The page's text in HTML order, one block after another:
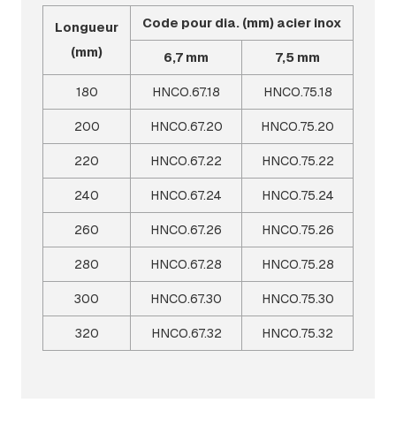
Longueur
(mm)
Code pour dia. (mm) acier inox
6,7 mm 7,5 mm
180 HNCO.67.18 HNCO.75.18
200 HNCO.67.20 HNCO.75.20
220 HNCO.67.22 HNCO.75.22
240 HNCO.67.24 HNCO.75.24
260 HNCO.67.26 HNCO.75.26
280 HNCO.67.28 HNCO.75.28
300 HNCO.67.30 HNCO.75.30
320 HNCO.67.32 HNCO.75.32